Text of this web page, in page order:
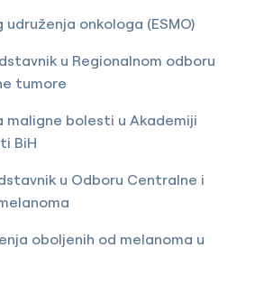
udruženja onkologa (ESMO)
u Regionalnom odboru
tumore
maligne bolesti u Akademiji
BiH
u Odboru Centralne i
oboljenih od melanoma u